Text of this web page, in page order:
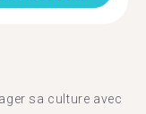
sa culture avec